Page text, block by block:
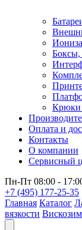
Крюки
Оплата и
Контакты
О компании
Сервисный
Пн-Пт 08:00 -
+7 (495) 177-25-35
Главная Каталог
вязкости